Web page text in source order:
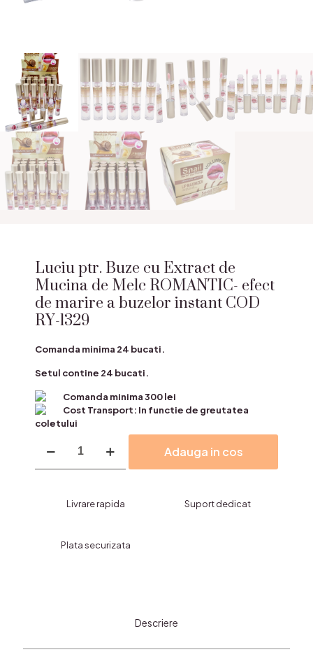
Luciu ptr. Buze cu Extract de
Mucina de Melc ROMANTIC- efect
de marire a buzelor instant COD
RY-1329
Comanda minima 24 bucati.
Setul contine 24 bucati.
Comanda minima 300 lei
Cost Transport: In functie de greutatea
coletului
Luciu
ptr.
Extract
instant
Adauga in cos
Livrare rapida Suport dedicat
Plata securizata
Descriere